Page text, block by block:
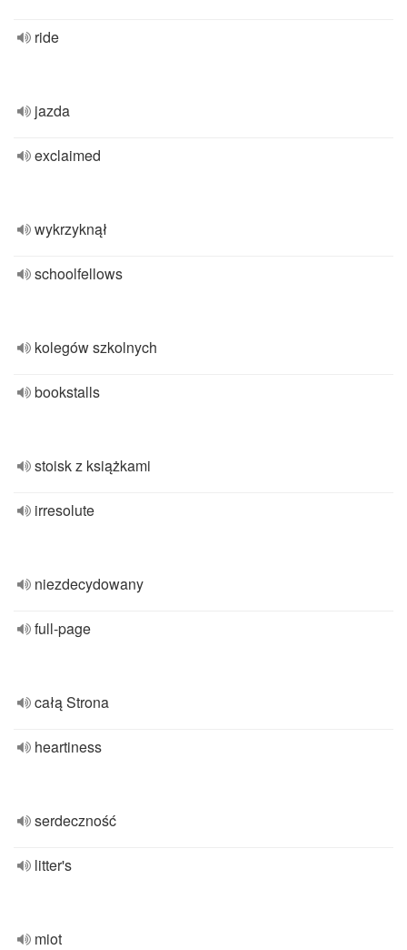
ride
jazda
exclaimed
wykrzyknął
schoolfellows
kolegów szkolnych
bookstalls
stoisk z książkami
irresolute
niezdecydowany
full-page
całą Strona
heartiness
serdeczność
litter's
miot